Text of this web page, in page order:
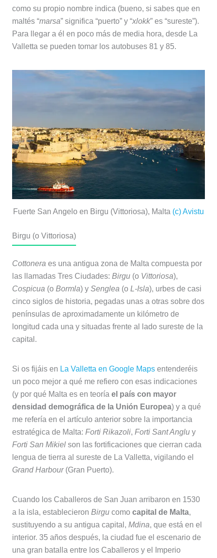
como su propio nombre indica (bueno, si sabes que en
maltés “marsa” significa “puerto” y “xlokk” es “sureste”).
Para llegar a él en poco más de media hora, desde La
Valletta se pueden tomar los autobuses 81 y 85.
Fuerte San Angelo en Birgu (Vittoriosa), Malta (c) Avistu
Birgu (o Vittoriosa)
Cottonera es una antigua zona de Malta compuesta por
las llamadas Tres Ciudades: Birgu(o Vittoriosa),
Cospicua (o Bormla) y Senglea (o L-Isla), urbes de casi
cinco siglos de historia, pegadas unas a otras sobre dos
penínsulas de aproximadamente un kilómetro de
longitud cada una y situadas frente al lado sureste de la
capital.
Si os fijáis en La Valletta en Google Mapsentenderéis
un poco mejor a qué me refiero con esas indicaciones
(y por qué Malta es en teoría el país con mayor
densidad demográfica de la Unión Europea) y a qué
me refería en el artículo anterior sobre la importancia
estratégica de Malta: Forti Rikazoli, Forti Sant Angluy
Forti San Mikielson las fortificaciones que cierran cada
lengua de tierra al sureste de La Valletta, vigilando el
Grand Harbour(Gran Puerto).
Cuando los Caballeros de San Juan arribaron en 1530
a la isla, establecieron Birgucomo capital de Malta,
sustituyendo a su antigua capital, Mdina, que está en el
interior. 35 años después, la ciudad fue el escenario de
una gran batalla entre los Caballeros y el Imperio